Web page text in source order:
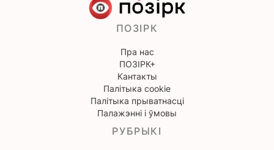
ПОЗІРК
Пра нас
ПОЗІРК+
Кантакты
Палітыка cookie
Палітыка прыватнасці
Палажэнні і ўмовы
РУБРЫКІ